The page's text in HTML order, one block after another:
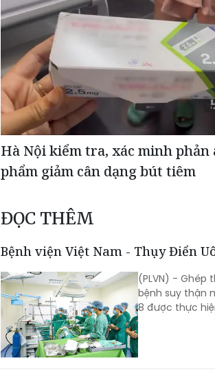
Hà Nội kiểm tra, xác minh phản
phẩm giảm cân dạng bút tiêm
ĐỌC THÊM
Bệnh viện Việt Nam - Thụy Điển
(PLVN) - Ghép
bệnh suy thận
8 được thực